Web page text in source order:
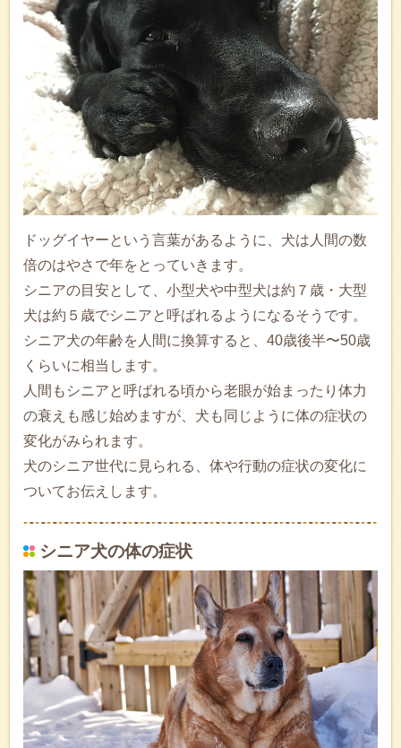
ドッグイヤーという言葉があるように、犬は人間の数
倍のはやさで年をとっていきます。
シニアの目安として、小型犬や中型犬は約７歳・大型
犬は約５歳でシニアと呼ばれるようになるそうです。
シニア犬の年齢を人間に換算すると、40歳後半〜50歳
くらいに相当します。
人間もシニアと呼ばれる頃から老眼が始まったり体力
の衰えも感じ始めますが、犬も同じように体の症状の
変化がみられます。
犬のシニア世代に見られる、体や行動の症状の変化に
ついてお伝えします。
シニア犬の体の症状